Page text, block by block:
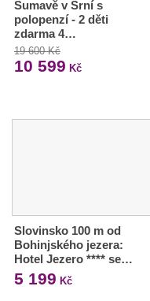
Šumavě v Srní s
polopenzí - 2 děti
zdarma 4…
19 600 Kč
10 599 Kč
Slovinsko 100 m od
Bohinjského jezera:
Hotel Jezero **** se…
5 199 Kč